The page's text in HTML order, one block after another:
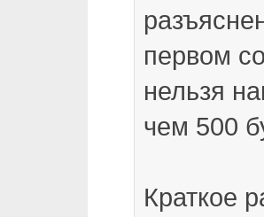
первом
нельзя
чем 500
Краткое